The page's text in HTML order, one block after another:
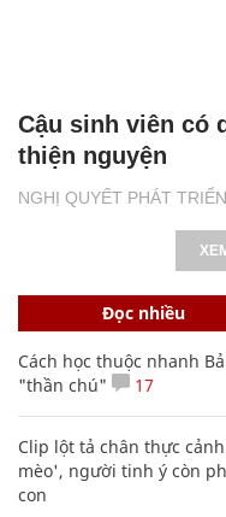
NGHỊ QUYẾT PHÁT
Cậu sinh viên có
thiện nguyện
Đọc nhiều
Cách học thuộc nhanh
"thần chú"
17
Clip lột tả chân thực
mèo', người tinh ý còn
con